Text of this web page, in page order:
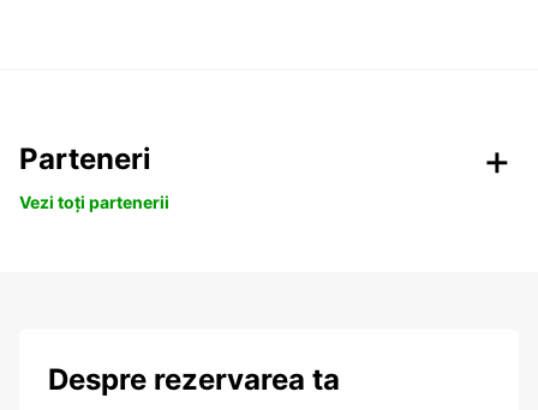
Parteneri
Vezi toți partenerii
Despre rezervarea ta